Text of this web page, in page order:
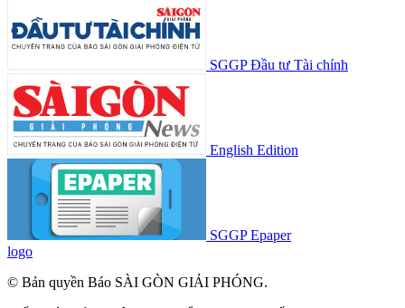
SGGP Đầu tư Tài chính
English Edition
SGGP Epaper
logo
© Bản quyền Báo SÀI GÒN GIẢI PHÓNG.